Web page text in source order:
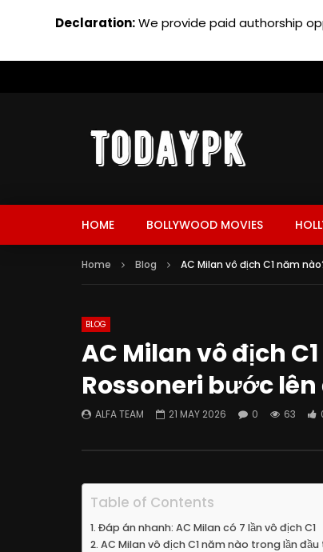
HOME BOLLYWOOD MOVIES
Home Blog AC Milan vô địch C1 năm
BLOG
AC Milan vô địch
Rossoneri bước
ALFA TEAM 21 MAY 2026 0 63
Table of Contents
Đáp án nhanh: AC Milan có 7 lần vô địch C1
AC Milan vô địch C1 năm nào trong lần đầu
Declaration:We provide paid authorship